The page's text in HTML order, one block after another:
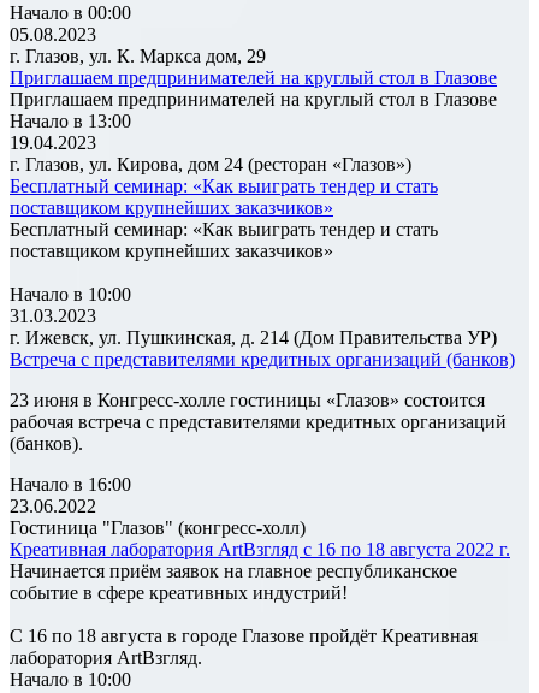
Начало в 00:00
05.08.2023
г. Глазов, ул. К. Маркса дом, 29
Приглашаем предпринимателей на круглый стол в Глазове
Приглашаем предпринимателей на круглый стол в Глазове
Начало в 13:00
19.04.2023
г. Глазов, ул. Кирова, дом 24 (ресторан «Глазов»)
Бесплатный семинар: «Как выиграть тендер и стать
поставщиком крупнейших заказчиков»
Бесплатный семинар: «Как выиграть тендер и стать
поставщиком крупнейших заказчиков»
Начало в 10:00
31.03.2023
г. Ижевск, ул. Пушкинская, д. 214 (Дом Правительства УР)
Встреча с представителями кредитных организаций (банков)
23 июня в Конгресс-холле гостиницы «Глазов» состоится
рабочая встреча с представителями кредитных организаций
(банков).
Начало в 16:00
23.06.2022
Гостиница "Глазов" (конгресс-холл)
Креативная лаборатория ArtВзгляд с 16 по 18 августа 2022 г.
Начинается приём заявок на главное республиканское
событие в сфере креативных индустрий!
С 16 по 18 августа в городе Глазове пройдёт Креативная
лаборатория ArtВзгляд.
Начало в 10:00